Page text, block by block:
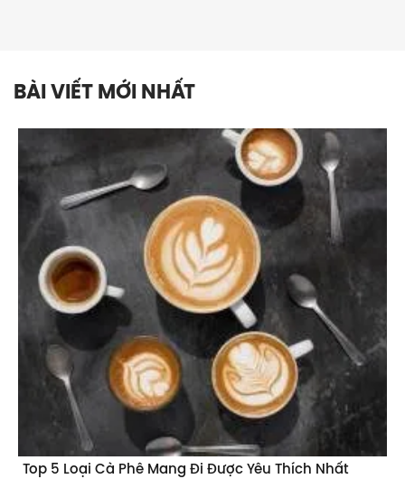
BÀI VIẾT MỚI NHẤT
Top 5 Loại Cà Phê Mang Đi Được Yêu Thích Nhất